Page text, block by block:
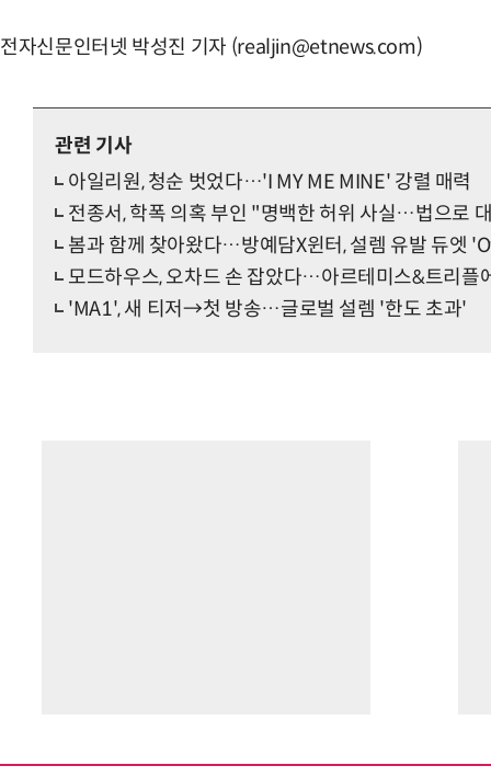
전자신문인터넷 박성진 기자 (realjin@etnews.com)
관련 기사
아일리원, 청순 벗었다…'I MY ME MINE' 강렬 매력
전종서, 학폭 의혹 부인 "명백한 허위 사실…법으로
봄과 함께 찾아왔다…방예담X윈터, 설렘 유발 듀엣
모드하우스, 오차드 손 잡았다…아르테미스&트리플
'MA1', 새 티저→첫 방송…글로벌 설렘 '한도 초과'